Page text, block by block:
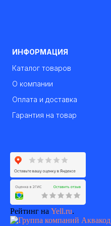
ИНФОРМАЦИЯ
Каталог товаров
О компании
Оплата и доставка
Гарантия на товар
Рейтинг на Yell.ru.